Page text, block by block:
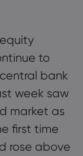
Tập đoàn của
thưởng và
Trung tâm Trợ giúp
hệ Hỗ trợ
Khiếu nại
Trực tuyến an toàn
pháp chế
Gói pháp chế
to
bank
week saw
market as
first time
rose above